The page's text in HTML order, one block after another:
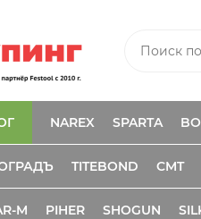
NAREX SPARTA
TITEBOND CMT
M PIHER SHOGUN